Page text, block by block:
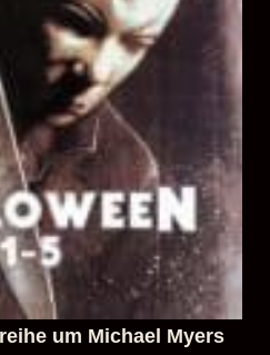
um Michael Myers
Ranking) [ Horror |